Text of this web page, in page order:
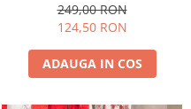
249,00 RON
124,50 RON
ADAUGA IN COS